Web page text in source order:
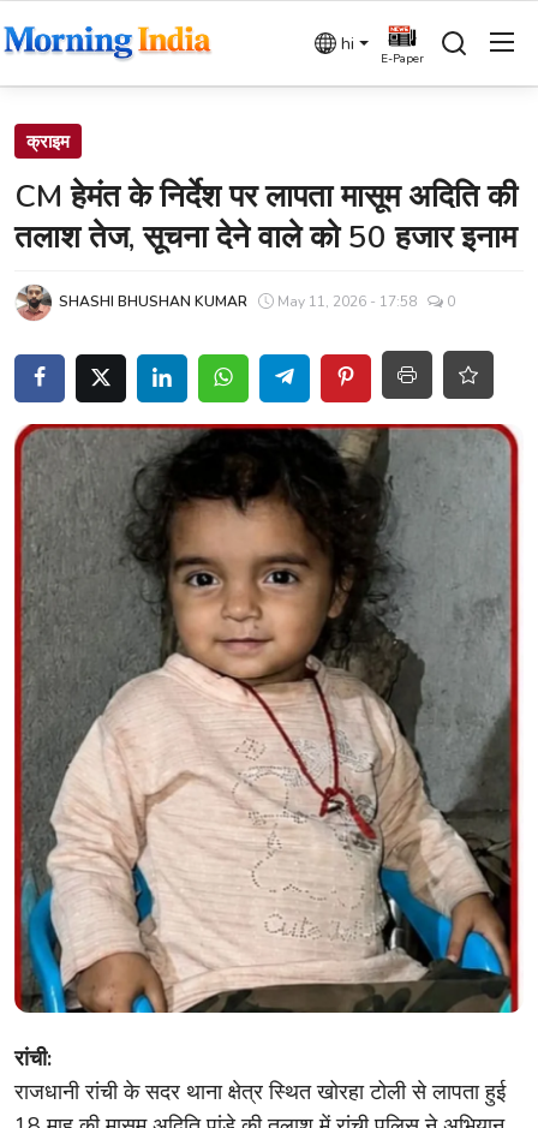
hi
E-Paper
Login
Home
बिज़नेस
धर्म
विदेश
राजनीति
खेल
क्राइम
हेल्थ
करियर
लाइफस्टाइल
गैलरी
Hindi
क्राइम
CM हेमंत के निर्देश पर लापता मासूम अदिति की
तलाश तेज, सूचना देने वाले को 50 हजार इनाम
SHASHI BHUSHAN KUMAR May 11, 2026 - 17:58 0
रांची:
राजधानी रांची के सदर थाना क्षेत्र स्थित खोरहा टोली से लापता हुई